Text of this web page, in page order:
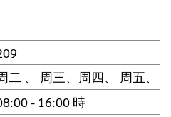
二 、 周三、周四、 周五、
- 16:00 時